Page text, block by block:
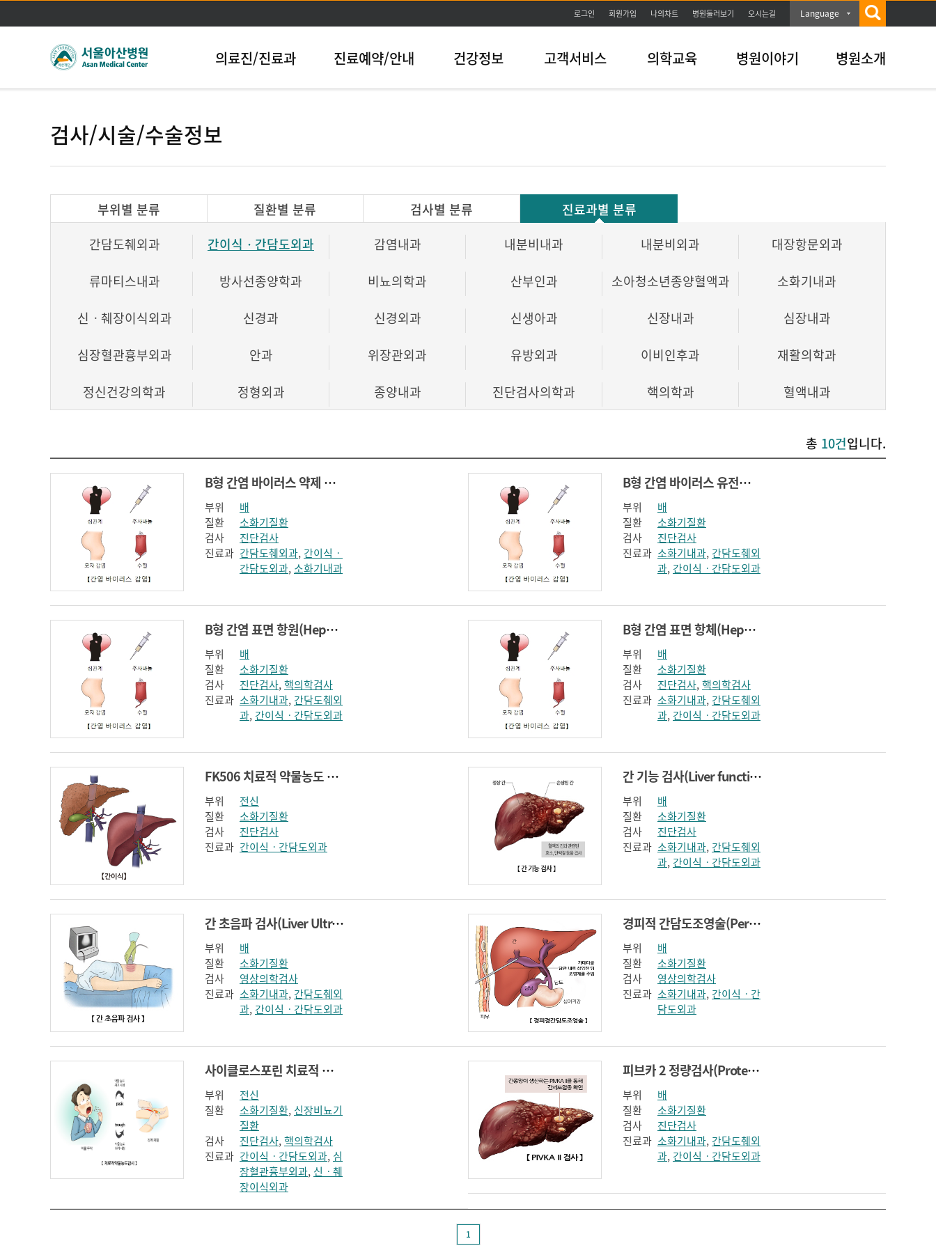
본문바로가기
로그인 회원가입 나의차트 병원둘러보기 오시는길 Language
의료진/진료과 진료예약/안내 건강정보 고객서비스 의학교육 병원이야기 병원소개
검사/시술/수술정보
부위별 분류 질환별 분류 검사별 분류
진료과별 분류
간담도췌외과
간이식ㆍ간담도외과 감염내과 내분비내과 내분비외과
대장항문외과
류마티스내과
방사선종양학과 비뇨의학과 산부인과 소아청소년종양혈액과
소화기내과
신ㆍ췌장이식외과
신경과 신경외과 신생아과 신장내과
심장내과
심장혈관흉부외과
안과 위장관외과 유방외과 이비인후과
재활의학과
정신건강의학과
정형외과 종양내과 진단검사의학과 핵의학과
혈액내과
총 10건입니다.
B형 간염 바이러스 약제 내성 검사(Hepatitis B Virus drug resistance)
부위
배
질환
소화기질환
검사
진단검사
진료과 간담도췌외과, 간이식ㆍ
간담도외과,소화기내과
B형 간염 바이러스 유전자 정량검사(Hepatitis B virus deoxyribonucleic acid quantitati)
부위
배
질환
소화기질환
검사
진단검사
진료과 소화기내과, 간담도췌외
과, 간이식ㆍ간담도외과
B형 간염 표면 항원(Hepatitis B surface antigen)
부위
배
질환
소화기질환
검사
진단검사,핵의학검사
진료과 소화기내과, 간담도췌외
과, 간이식ㆍ간담도외과
B형 간염 표면 항체(Hepatitis B surface antibody)
부위
배
질환
소화기질환
검사
진단검사,핵의학검사
진료과 소화기내과, 간담도췌외
과, 간이식ㆍ간담도외과
FK506 치료적 약물농도 감시(FK506 therapeutic drug monitoring)
부위
전신
질환
소화기질환
검사
진단검사
진료과 간이식ㆍ간담도외과
간 기능 검사(Liver function test)
부위
배
질환
소화기질환
검사
진단검사
진료과 소화기내과, 간담도췌외
과, 간이식ㆍ간담도외과
간 초음파 검사(Liver Ultrasonography)
부위
배
질환
소화기질환
검사
영상의학검사
진료과 소화기내과, 간담도췌외
과, 간이식ㆍ간담도외과
경피적 간담도조영술(Percutaneous transhepatic cholangiography)
부위
배
질환
소화기질환
검사
영상의학검사
진료과 소화기내과, 간이식ㆍ간
담도외과
사이클로스포린 치료적 약물농도 감시(cyclosporine therapeutic drug monitoring)
부위
전신
질환
소화기질환, 신장비뇨기
질환
검사
진단검사,핵의학검사
진료과 간이식ㆍ간담도외과, 심
장혈관흉부외과, 신ㆍ췌
장이식외과
피브카 2 정량검사(Proteins Induced by Vitamin K Absence or Antagonis)
부위
배
질환
소화기질환
검사
진단검사
진료과 소화기내과, 간담도췌외
과, 간이식ㆍ간담도외과
1